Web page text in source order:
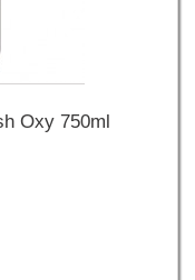
Oxy 750ml